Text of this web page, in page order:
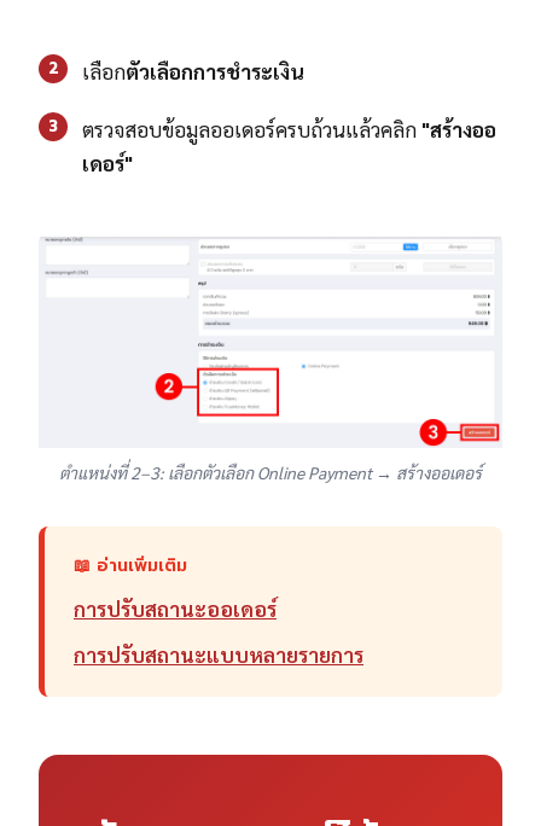
2 เลือกตัวเลือกการชำระเงิน
3 ตรวจสอบข้อมูลออเดอร์ครบถ้วนแล้วคลิก "สร้างออ
เดอร์"
ตำแหน่งที่ 2–3: เลือกตัวเลือก Online Payment → สร้างออเดอร์
📖 อ่านเพิ่มเติม
การปรับสถานะออเดอร์
การปรับสถานะแบบหลายรายการ